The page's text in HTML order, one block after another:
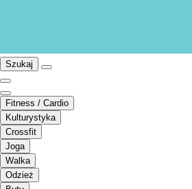
Szukaj
Fitness / Cardio
Kulturystyka
Crossfit
Joga
Walka
Odzież